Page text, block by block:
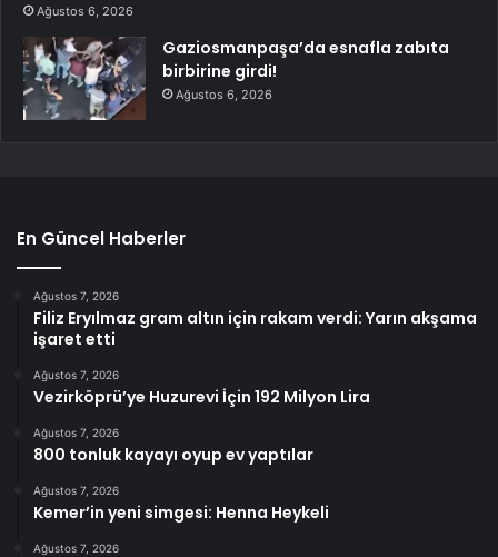
Ağustos 6, 2026
Gaziosmanpaşa’da esnafla zabıta
birbirine girdi!
Ağustos 6, 2026
En Güncel Haberler
Ağustos 7, 2026
Filiz Eryılmaz gram altın için rakam verdi: Yarın akşama
işaret etti
Ağustos 7, 2026
Vezirköprü’ye Huzurevi İçin 192 Milyon Lira
Ağustos 7, 2026
800 tonluk kayayı oyup ev yaptılar
Ağustos 7, 2026
Kemer’in yeni simgesi: Henna Heykeli
Ağustos 7, 2026